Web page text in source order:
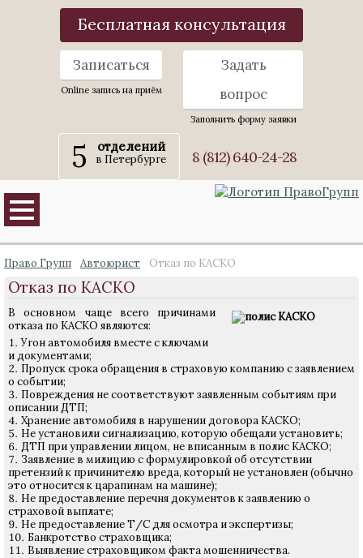
Бесплатная консультация
Записаться
Online запись на приём
Задать
вопрос
Заполнить форму заявки
5 отделений
в Петербурге 8 (812) 640-24-28
Право Групп Автоюрист Отказ по КАСКО
Отказ по КАСКО
В основном чаще всего причинами
отказа по КАСКО являются:
Угон автомобиля вместе с ключами
и документами;
Пропуск срока обращения в страховую компанию с заявлением
о событии;
Повреждения не соответствуют заявленным событиям при
описании ДТП;
Хранение автомобиля в нарушении договора КАСКО;
Не установили сигнализацию, которую обещали установить;
ДТП при управлении лицом, не вписанным в полис КАСКО;
Заявление в милицию с формулировкой об отсутствии
претензий к причинителю вреда, который не установлен (обычно
это относится к царапинам на машине);
Не предоставление перечня документов к заявлению о
страховой выплате;
Не предоставление Т/С для осмотра и экспертизы;
Банкротство страховщика;
Выявление страховщиком факта мошенничества.